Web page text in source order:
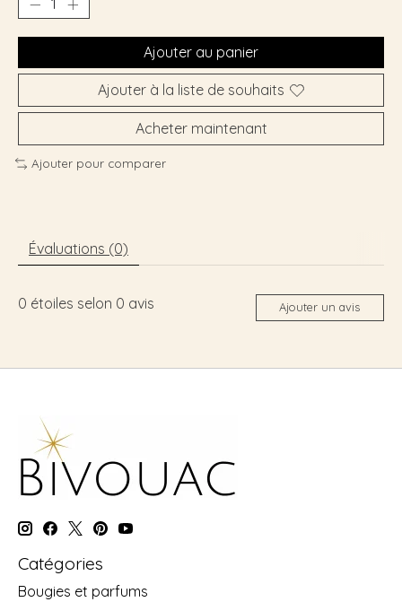
Ajouter au panier
Ajouter à la liste de souhaits
Acheter maintenant
Ajouter pour comparer
Évaluations (0)
0 étoiles selon 0 avis Ajouter un avis
Catégories
Bougies et parfums